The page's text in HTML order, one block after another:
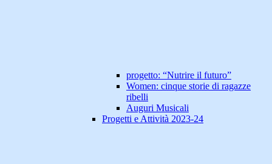
progetto: “Nutrire il futuro”
Women: cinque storie di ragazze
ribelli
Auguri Musicali
Progetti e Attività 2023-24